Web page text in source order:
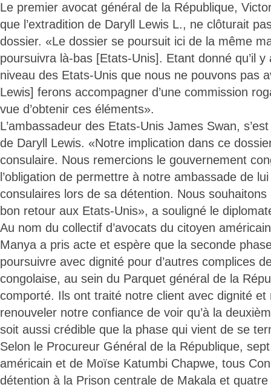
Le premier avocat général de la République,
que l’extradition de Daryll Lewis L., ne clôturait
dossier. «Le dossier se poursuit ici de la même
poursuivra là-bas [Etats-Unis]. Etant donné qu’il
niveau des Etats-Unis que nous ne pouvons pas
Lewis] ferons accompagner d’une commission
vue d’obtenir ces éléments».
L’ambassadeur des Etats-Unis James Swan,
de Daryll Lewis. «Notre implication dans ce
consulaire. Nous remercions le gouvernement
l’obligation de permettre à notre ambassade de
consulaires lors de sa détention. Nous
bon retour aux Etats-Unis», a souligné le
Au nom du collectif d’avocats du citoyen
Manya a pris acte et espère que la seconde
poursuivre avec dignité pour d’autres complices
congolaise, au sein du Parquet général de la
comporté. Ils ont traité notre client avec dignité et
renouveler notre confiance de voir qu’à la
soit aussi crédible que la phase qui vient de se
Selon le Procureur Général de la République,
américain et de Moïse Katumbi Chapwe, tous
détention à la Prison centrale de Makala et